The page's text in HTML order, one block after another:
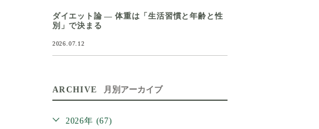
ダイエット論 ― 体重は「生活習慣と年齢と性
別」で決まる
2026.07.12
ARCHIVE 月別アーカイブ
2026年 (67)